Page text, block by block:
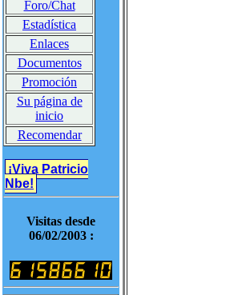
Foro/Chat
Estadística
Enlaces
Documentos
Promoción
Su página de
inicio
Recomendar
¡Viva Patricio
Nbe!
Visitas desde
06/02/2003 :